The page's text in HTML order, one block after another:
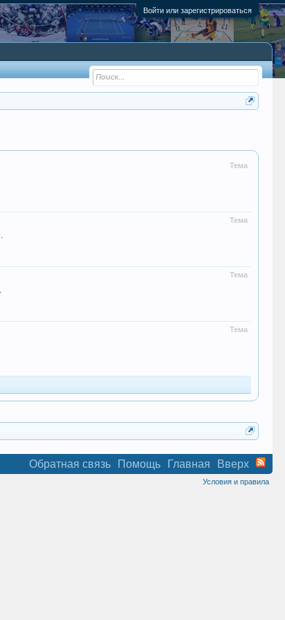
Войти или зарегистрироваться
Тема
Тема
Тема
Тема
Обратная связь Помощь Главная Вверх
Условия и правила